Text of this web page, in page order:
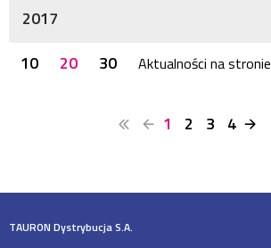
2017
10
20 30 Aktualności na stronie
1 2 3 4
TAURON Dystrybucja S.A.